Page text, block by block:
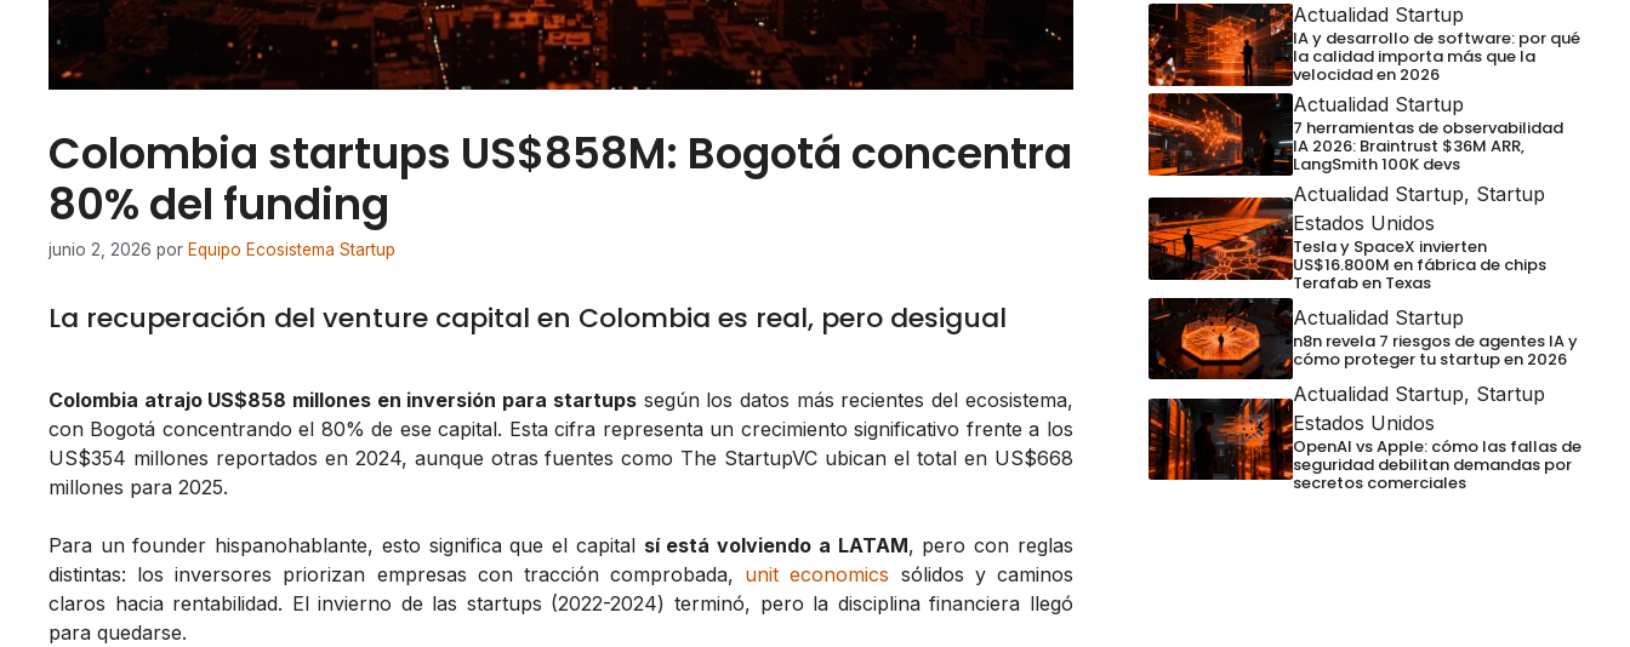
Colombia startups US$858M: Bogotá concentra
80% del funding
junio 2, 2026 por Equipo Ecosistema Startup
La recuperación del venture capital en Colombia es real, pero desigual
Colombia atrajo US$858 millones en inversión para startupssegún los datos más recientes del ecosistema,
con Bogotá concentrando el 80% de ese capital. Esta cifra representa un crecimiento significativo frente a los
US$354 millones reportados en 2024, aunque otras fuentes como The StartupVC ubican el total en US$668
millones para 2025.
Para un founder hispanohablante, esto significa que el capital sí está volviendo a LATAM, pero con reglas
distintas: los inversores priorizan empresas con tracción comprobada, unit economics sólidos y caminos
claros hacia rentabilidad. El invierno de las startups (2022-2024) terminó, pero la disciplina financiera llegó
para quedarse.
Actualidad Startup
IA y desarrollo de software: por qué
la calidad importa más que la
velocidad en 2026
Actualidad Startup
7 herramientas de observabilidad
IA 2026: Braintrust $36M ARR,
LangSmith 100K devs
Actualidad Startup, Startup
Estados Unidos
Tesla y SpaceX invierten
US$16.800M en fábrica de chips
Terafab en Texas
Actualidad Startup
n8n revela 7 riesgos de agentes IA y
cómo proteger tu startup en 2026
Actualidad Startup, Startup
Estados Unidos
OpenAI vs Apple: cómo las fallas de
seguridad debilitan demandas por
secretos comerciales